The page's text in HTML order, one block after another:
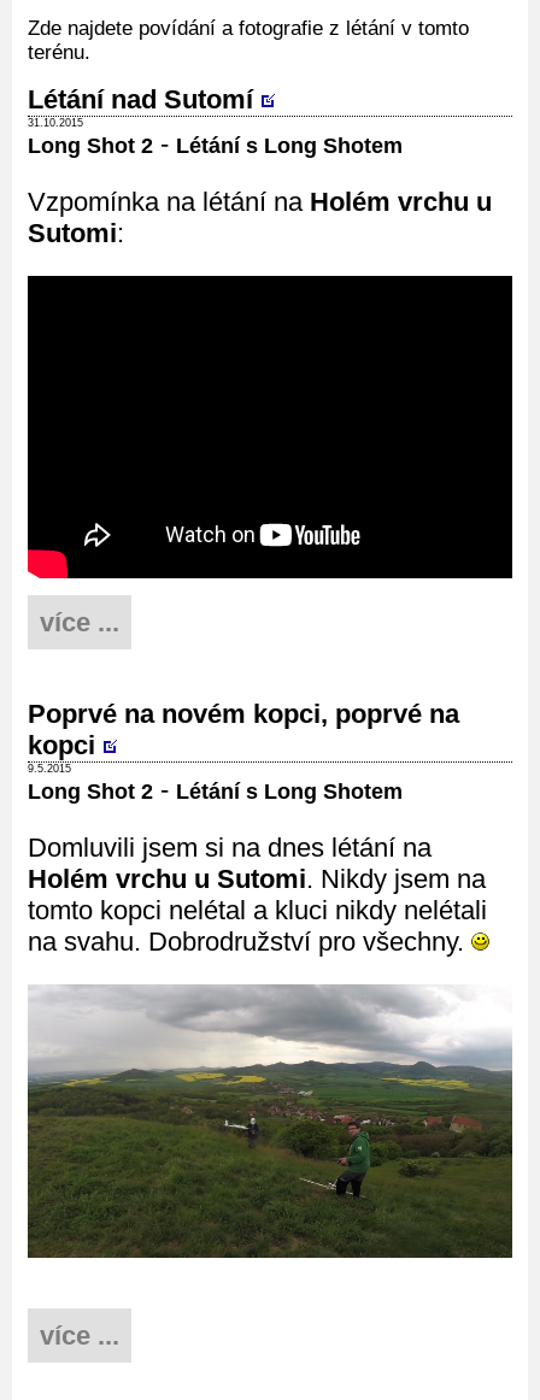
Zde najdete povídání a fotografie z létání v tomto
terénu.
Létání nad Sutomí
31.10.2015
Long Shot 2 - Létání s Long Shotem
Vzpomínka na létání na Holém vrchu u
Sutomi:
více ...
Poprvé na novém kopci, poprvé na
kopci
9.5.2015
Long Shot 2 - Létání s Long Shotem
Domluvili jsem si na dnes létání na
Holém vrchu u Sutomi. Nikdy jsem na
tomto kopci nelétal a kluci nikdy nelétali
na svahu. Dobrodružství pro všechny.
více ...